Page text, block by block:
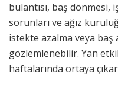
bulantısı, baş
sorunları ve ağız
istekte azalma veya baş
gözlemlenebilir. Yan
haftalarında ortaya